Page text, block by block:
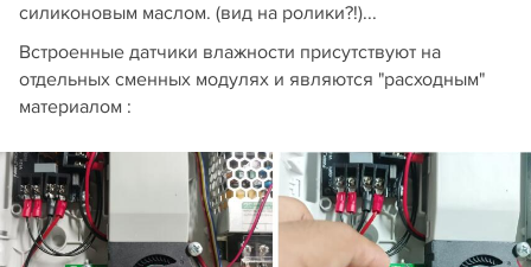
силиконовым маслом. (вид на ролики?!)...
Встроенные датчики влажности присутствуют на
отдельных сменных модулях и являются "расходным"
материалом :